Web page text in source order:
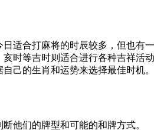
适合打麻将的时辰较多，但也
时等吉时则适合进行各种吉祥活动
己的生肖和运势来选择最佳时
他们的牌型和可能的和牌方式。